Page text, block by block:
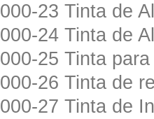
000-23 Tinta de
000-24 Tinta de
000-25 Tinta
000-26 Tinta de
000-27 Tinta de